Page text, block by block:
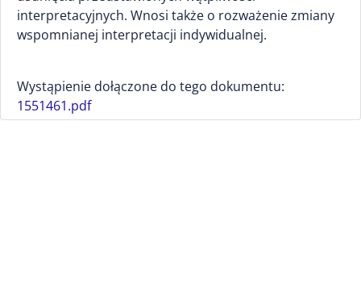
interpretacyjnych. Wnosi także o rozważenie zmiany
wspomnianej interpretacji indywidualnej.
Wystąpienie dołączone do tego dokumentu:
1551461.pdf